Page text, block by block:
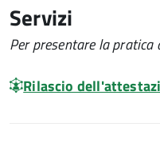
Servizi
Per presentare la pratica
Rilascio